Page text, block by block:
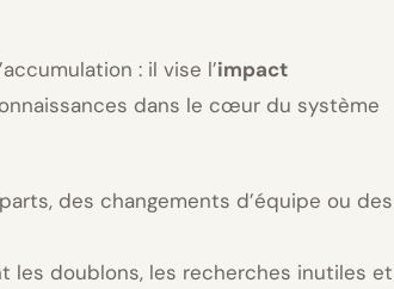
: il vise l’impact
dans le cœur du système
des changements d’équipe ou des
les doublons, les recherches inutiles et